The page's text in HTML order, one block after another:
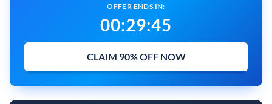
OFFER ENDS IN:
00:29:44
CLAIM 90% OFF NOW